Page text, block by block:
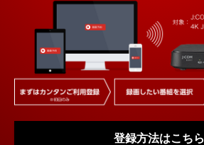
登録方法はこちら